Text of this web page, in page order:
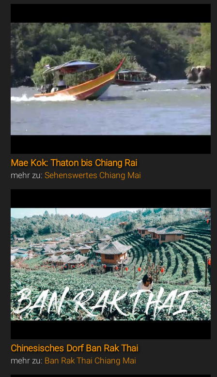
Mae Kok: Thaton bis Chiang Rai
mehr zu:Sehenswertes Chiang Mai
Chinesisches Dorf Ban Rak Thai
mehr zu: Ban Rak Thai Chiang Mai